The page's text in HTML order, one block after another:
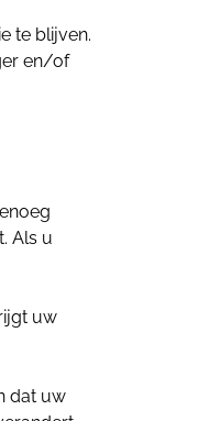
te blijven.
en/of
Als u
uw
dat uw